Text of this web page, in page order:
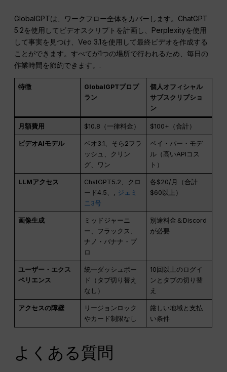
GlobalGPTは、ワークフロー全体をカバーします。ChatGPT
5.2を使用してビデオスクリプトを計画し、Perplexityを使用
して事実を見つけ、Veo 3.1を使用して最終ビデオを作成する
ことができます。すべてが1つの場所で行われるため、毎日の
作業時間を節約できます。.
特徴
GlobalGPTプロプ
ラン
個人オフィシャル
サブスクリプショ
ン
月額費用 $10.8（一律料金） $100+（合計）
ビデオAIモデル
ベオ3.1、そら2フラ
ッシュ、クリン
グ、ワン
ペイ・パー・モデ
ル（高いAPIコス
ト）
LLMアクセス
ChatGPT5.2、クロ
ード4.5、, ジェミ
ニ3号
各$20/月（合計
$60以上）
画像生成
ミッドジャーニ
ー、フラックス、
ナノ・バナナ・プ
ロ
別途料金＆Discord
が必要
ユーザー・エクス
ペリエンス
統一ダッシュボー
ド（タブ切り替え
なし）
10回以上のログイ
ンとタブの切り替
え
アクセスの障壁
リージョンロック
やカード制限なし
厳しい地域と支払
い条件
よくある質問